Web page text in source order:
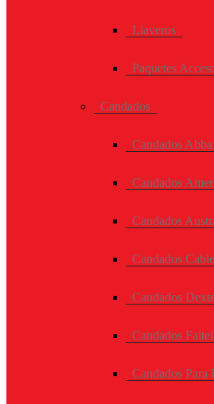
Llaveros
Paquetes
Candados
Candados Abba
Candados
Candados
Candados
Candados
Candados
Candados Para